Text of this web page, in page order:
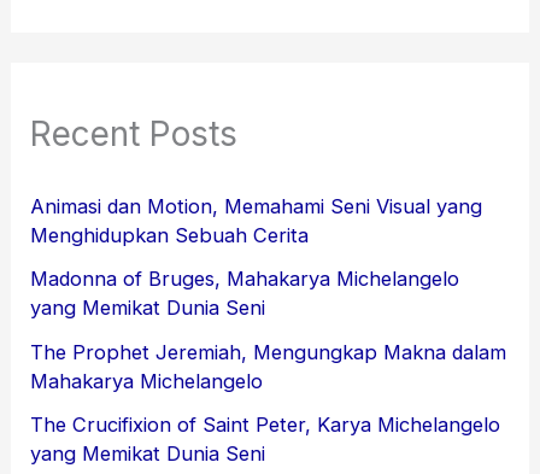
Recent Posts
Animasi dan Motion, Memahami Seni Visual yang
Menghidupkan Sebuah Cerita
Madonna of Bruges, Mahakarya Michelangelo
yang Memikat Dunia Seni
The Prophet Jeremiah, Mengungkap Makna dalam
Mahakarya Michelangelo
The Crucifixion of Saint Peter, Karya Michelangelo
yang Memikat Dunia Seni